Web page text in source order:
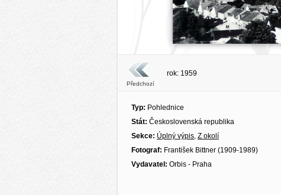
Předchozí
rok: 1959
Typ: Pohlednice
Stát: Československá republika
Sekce: Úplný výpis, Z okolí
Fotograf: František Bittner (1909-1989)
Vydavatel: Orbis - Praha